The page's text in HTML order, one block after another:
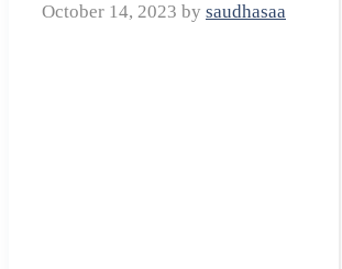
October 14, 2023 by saudhasaa